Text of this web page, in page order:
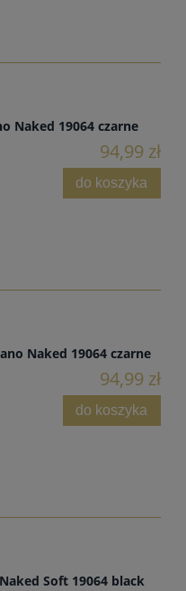
Naked 19064 czarne
94,99 zł
do koszyka
Naked 19064 czarne
94,99 zł
do koszyka
Soft 19064 black